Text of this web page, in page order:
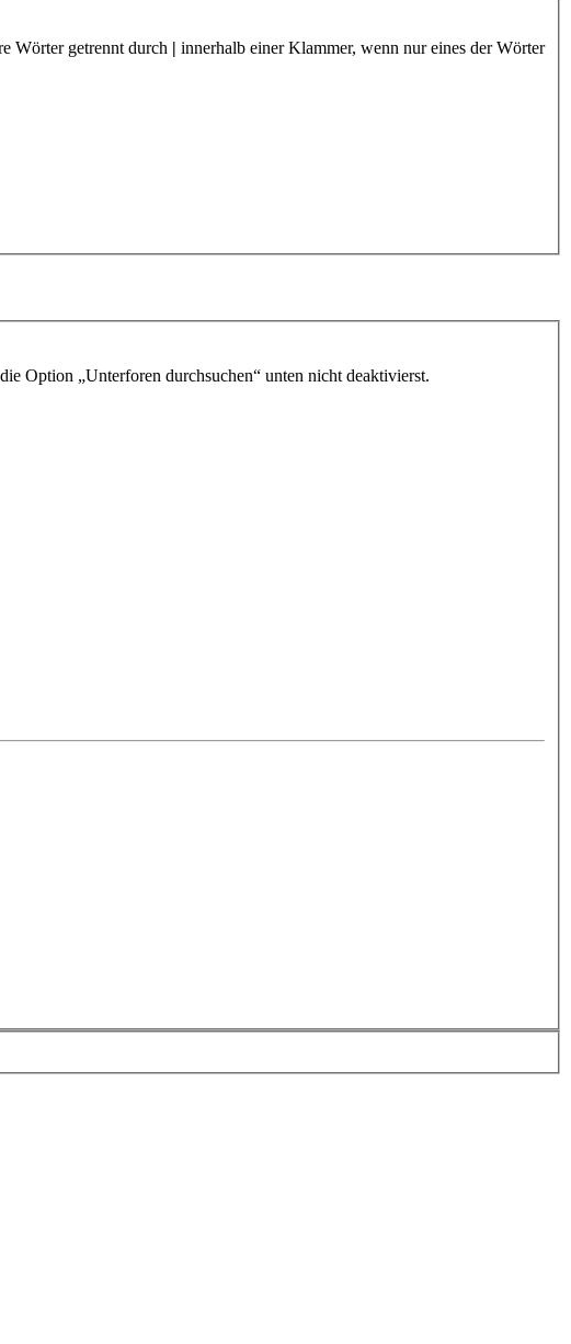
Wörter getrennt durch | innerhalb einer Klammer, wenn nur eines der Wörter
Option „Unterforen durchsuchen“ unten nicht deaktivierst.